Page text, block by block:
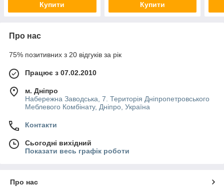
Купити Купити
Про нас
75% позитивних з 20 відгуків за рік
Працює з 07.02.2010
м. Дніпро
Набережна Заводська, 7. Територія Дніпропетровського
Меблевого Комбінату, Дніпро, Україна
Контакти
Сьогодні вихідний
Показати весь графік роботи
Про нас